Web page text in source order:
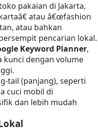
pakaian di Jakarta,
atau â€œfashion
atau bahkan
pencarian lokal.
Keyword Planner
kunci dengan volume
tail (panjang), seperti
cuci mobil di
dan lebih mudah